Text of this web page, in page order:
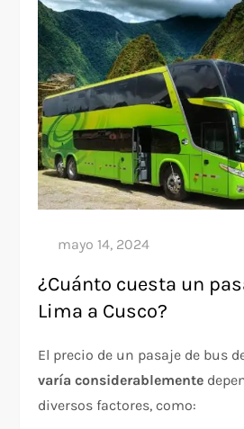
¿Cuánto cuesta un
Lima a Cusco?
El precio de un pasaje de bus
varía considerablemente
diversos factores, como: